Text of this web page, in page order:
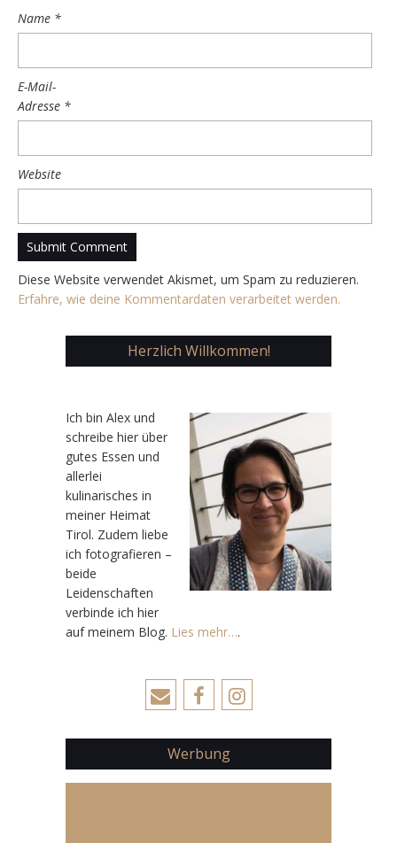
Name *
E-Mail-
Adresse *
Website
Diese Website verwendet Akismet, um Spam zu reduzieren.
Erfahre, wie deine Kommentardaten verarbeitet werden.
Herzlich Willkommen!
Ich bin Alex und
schreibe hier über
gutes Essen und
allerlei
kulinarisches in
meiner Heimat
Tirol. Zudem liebe
ich fotografieren –
beide
Leidenschaften
verbinde ich hier
auf meinem Blog. Lies mehr….
Werbung